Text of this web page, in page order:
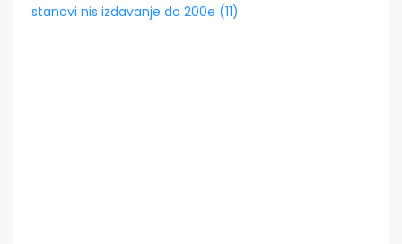
stanovi nis izdavanje do 200e (11)